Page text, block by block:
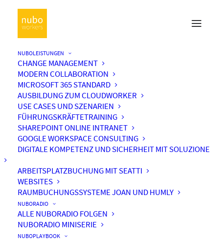
NUBOLEISTUNGEN
CHANGE MANAGEMENT
MODERN COLLABORATION
MICROSOFT 365 STANDARD
AUSBILDUNG ZUM CLOUDWORKER
USE CASES UND SZENARIEN
FÜHRUNGSKRÄFTETRAINING
SHAREPOINT ONLINE INTRANET
GOOGLE WORKSPACE CONSULTING
DIGITALE KOMPETENZ UND SICHERHEIT MIT SOLUZIONE
ARBEITSPLATZBUCHUNG MIT SEATTI
WEBSITES
RAUMBUCHUNGSSYSTEME JOAN UND HUMLY
NUBORADIO
ALLE NUBORADIO FOLGEN
NUBORADIO MINISERIE
NUBOPLAYBOOK